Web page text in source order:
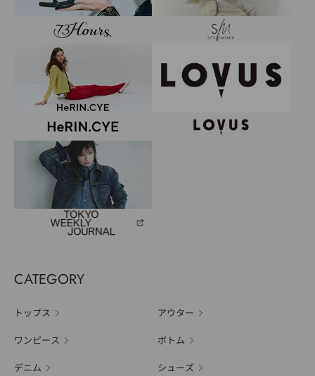
CATEGORY
トップス アウター
ワンピース ボトム
デニム シューズ